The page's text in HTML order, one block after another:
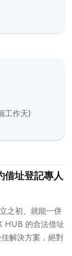
工作天)
借址登記專人
之初、就能一併
HUB 的合法借址
解決方案，絕對